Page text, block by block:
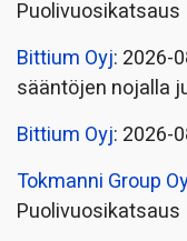
Puolivuosikatsaus
Bittium Oyj: 2026-
sääntöjen nojalla
Bittium Oyj: 2026-
Tokmanni Group
Puolivuosikatsaus